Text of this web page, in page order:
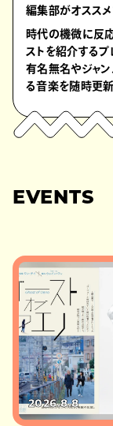
編集部がオスス
時代の機微に反
ストを紹介するプ
有名無名やジャン
る音楽を随時更新
EVENTS
2026.8.8